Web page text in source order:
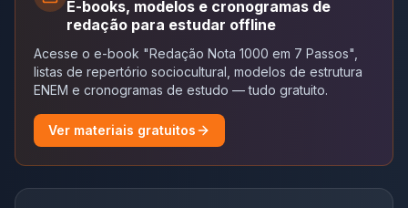
E-books, modelos e cronogramas de
redação para estudar offline
Acesse o e-book "Redação Nota 1000 em 7 Passos",
listas de repertório sociocultural, modelos de estrutura
ENEM e cronogramas de estudo — tudo gratuito.
Ver materiais gratuitos